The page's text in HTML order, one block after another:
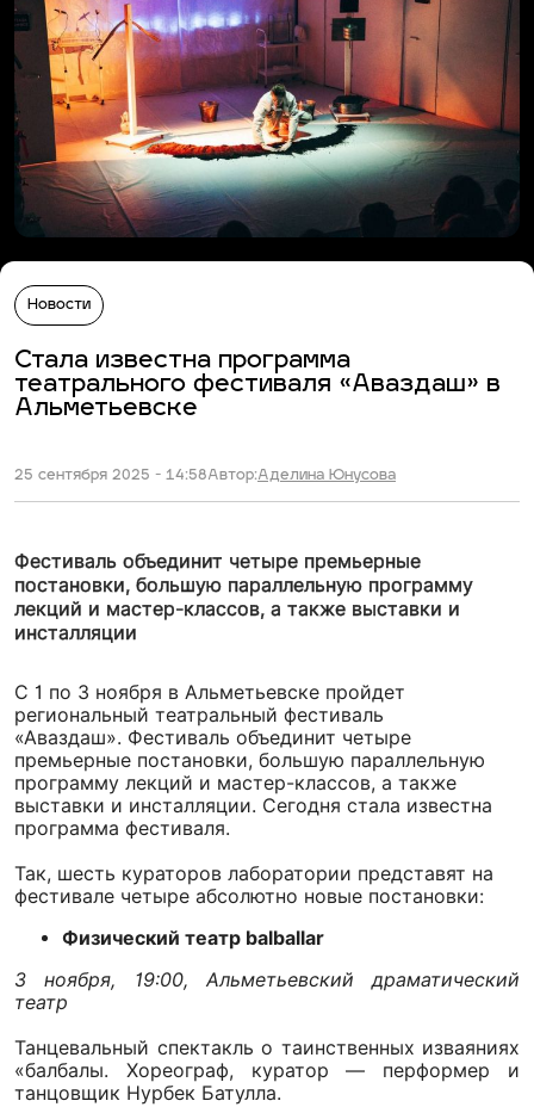
Новости
Стала известна программа
театрального фестиваля «Аваздаш» в
Альметьевске
25 сентября 2025 - 14:58Автор:Аделина Юнусова
Фестиваль объединит четыре премьерные
постановки, большую параллельную программу
лекций и мастер-классов, а также выставки и
инсталляции
С 1 по 3 ноября в Альметьевске пройдет
региональный театральный фестиваль
«Аваздаш». Фестиваль объединит четыре
премьерные постановки, большую параллельную
программу лекций и мастер-классов, а также
выставки и инсталляции. Сегодня стала известна
программа фестиваля.
Так, шесть кураторов лаборатории представят на
фестивале четыре абсолютно новые постановки:
Физический театр balballar
3 ноября, 19:00, Альметьевский драматический
театр
Танцевальный спектакль о таинственных изваяниях
«балбалы. Хореограф, куратор — перформер и
танцовщик Нурбек Батулла.